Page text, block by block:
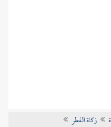
زكاة الفطر